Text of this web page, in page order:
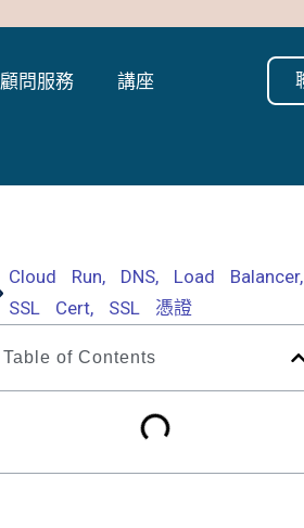
顧問服務 講座
Cloud Run, DNS, Load Balancer,
SSL Cert, SSL 憑證
Table of Contents